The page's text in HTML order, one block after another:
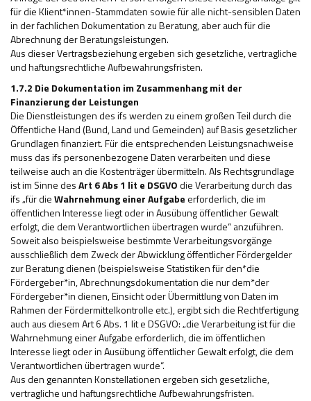
für die Klient*innen-Stammdaten sowie für alle nicht-sensiblen Daten
in der fachlichen Dokumentation zu Beratung, aber auch für die
Abrechnung der Beratungsleistungen.
Aus dieser Vertragsbeziehung ergeben sich gesetzliche, vertragliche
und haftungsrechtliche Aufbewahrungsfristen.
1.7.2 Die Dokumentation im Zusammenhang mit der
Finanzierung der Leistungen
Die Dienstleistungen des ifs werden zu einem großen Teil durch die
Öffentliche Hand (Bund, Land und Gemeinden) auf Basis gesetzlicher
Grundlagen finanziert. Für die entsprechenden Leistungsnachweise
muss das ifs personenbezogene Daten verarbeiten und diese
teilweise auch an die Kostenträger übermitteln. Als Rechtsgrundlage
ist im Sinne desArt 6 Abs 1 lit e DSGVOdie Verarbeitung durch das
ifs „für dieWahrnehmung einer Aufgabe erforderlich, die im
öffentlichen Interesse liegt oder in Ausübung öffentlicher Gewalt
erfolgt, die dem Verantwortlichen übertragen wurde“ anzuführen.
Soweit also beispielsweise bestimmte Verarbeitungsvorgänge
ausschließlich dem Zweck der Abwicklung öffentlicher Fördergelder
zur Beratung dienen (beispielsweise Statistiken für den*die
Fördergeber*in, Abrechnungsdokumentation die nur dem*der
Fördergeber*in dienen, Einsicht oder Übermittlung von Daten im
Rahmen der Fördermittelkontrolle etc.), ergibt sich die Rechtfertigung
auch aus diesem Art 6 Abs. 1 lit e DSGVO: „die Verarbeitung ist für die
Wahrnehmung einer Aufgabe erforderlich, die im öffentlichen
Interesse liegt oder in Ausübung öffentlicher Gewalt erfolgt, die dem
Verantwortlichen übertragen wurde“.
Aus den genannten Konstellationen ergeben sich gesetzliche,
vertragliche und haftungsrechtliche Aufbewahrungsfristen.